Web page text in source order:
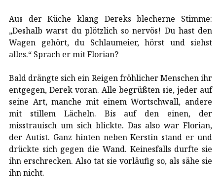
Aus der Küche klang Dereks blecherne Stimme:
„Deshalb warst du plötzlich so nervös! Du hast den
Wagen gehört, du Schlaumeier, hörst und siehst
alles.“ Sprach er mit Florian?
Bald drängte sich ein Reigen fröhlicher Menschen ihr
entgegen, Derek voran. Alle begrüßten sie, jeder auf
seine Art, manche mit einem Wortschwall, andere
mit stillem Lächeln. Bis auf den einen, der
misstrauisch um sich blickte. Das also war Florian,
der Autist. Ganz hinten neben Kerstin stand er und
drückte sich gegen die Wand. Keinesfalls durfte sie
ihn erschrecken. Also tat sie vorläufig so, als sähe sie
ihn nicht.